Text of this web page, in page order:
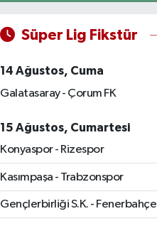
Süper Lig Fikstür
14 Ağustos, Cuma
Galatasaray - Çorum FK
15 Ağustos, Cumartesi
Konyaspor - Rizespor
Kasımpaşa - Trabzonspor
Gençlerbirliği S.K. - Fenerbahçe